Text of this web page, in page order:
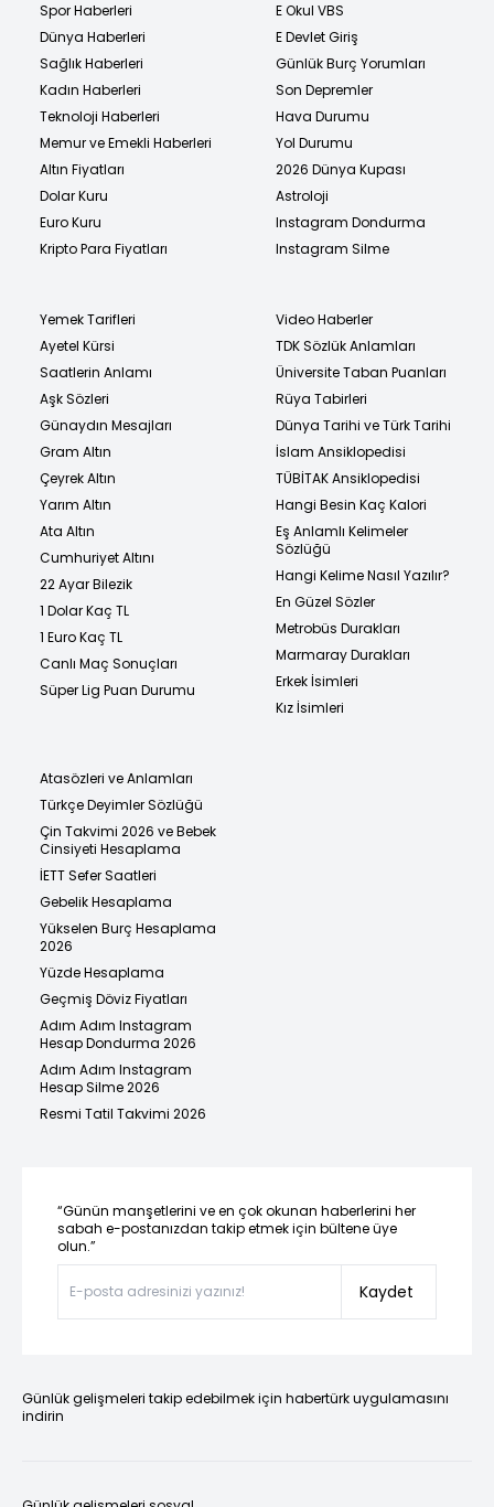
Spor Haberleri
Dünya Haberleri
Sağlık Haberleri
Kadın Haberleri
Teknoloji Haberleri
Memur ve Emekli Haberleri
Altın Fiyatları
Dolar Kuru
Euro Kuru
Kripto Para Fiyatları
E Okul VBS
E Devlet Giriş
Günlük Burç Yorumları
Son Depremler
Hava Durumu
Yol Durumu
2026 Dünya Kupası
Astroloji
Instagram Dondurma
Instagram Silme
Yemek Tarifleri
Ayetel Kürsi
Saatlerin Anlamı
Aşk Sözleri
Günaydın Mesajları
Gram Altın
Çeyrek Altın
Yarım Altın
Ata Altın
Cumhuriyet Altını
22 Ayar Bilezik
1 Dolar Kaç TL
1 Euro Kaç TL
Canlı Maç Sonuçları
Süper Lig Puan Durumu
Video Haberler
TDK Sözlük Anlamları
Üniversite Taban Puanları
Rüya Tabirleri
Dünya Tarihi ve Türk Tarihi
İslam Ansiklopedisi
TÜBİTAK Ansiklopedisi
Hangi Besin Kaç Kalori
Eş Anlamlı Kelimeler
Sözlüğü
Hangi Kelime Nasıl Yazılır?
En Güzel Sözler
Metrobüs Durakları
Marmaray Durakları
Erkek İsimleri
Kız İsimleri
Atasözleri ve Anlamları
Türkçe Deyimler Sözlüğü
Çin Takvimi 2026 ve Bebek
Cinsiyeti Hesaplama
İETT Sefer Saatleri
Gebelik Hesaplama
Yükselen Burç Hesaplama
2026
Yüzde Hesaplama
Geçmiş Döviz Fiyatları
Adım Adım Instagram
Hesap Dondurma 2026
Adım Adım Instagram
Hesap Silme 2026
Resmi Tatil Takvimi 2026
“Günün manşetlerini ve en çok okunan haberlerini her
sabah e-postanızdan takip etmek için bültene üye
olun.”
Kaydet
Günlük gelişmeleri takip edebilmek için habertürk uygulamasını
indirin